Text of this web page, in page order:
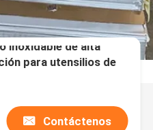
inoxidable de alta
para utensilios de
Contáctenos